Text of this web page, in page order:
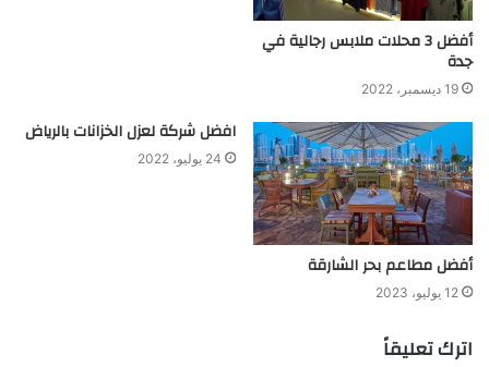
أفضل 3 محلات ملابس رجالية في
جدة
19 ديسمبر، 2022
أفضل مطاعم بحر الشارقة
12 يوليو، 2023
افضل شركة لعزل الخزانات بالرياض
24 يوليو، 2022
اترك تعليقاً